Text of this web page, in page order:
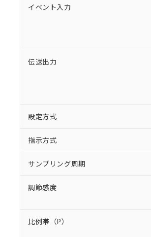
イベント入力
伝送出力
設定方式
指示方式
サンプリング周期
調節感度
比例帯（P）